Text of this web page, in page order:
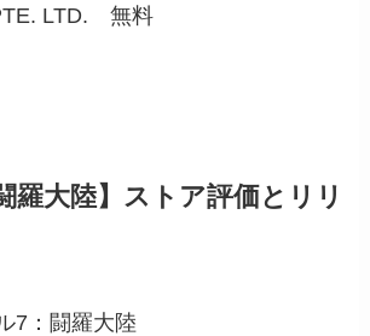
LTD.無料
羅大陸】ストア評価とリリ
7：闘羅大陸